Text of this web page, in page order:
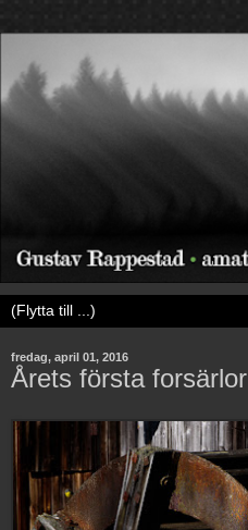
fredag, april 01, 2016
Årets första forsärlor